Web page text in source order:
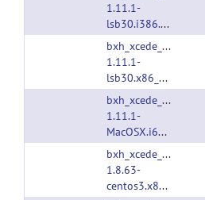
1.11.1-
lsb30.i386.tgz
bxh_xcede_tools-
1.11.1-
lsb30.x86_64.tgz
bxh_xcede_tools-
1.11.1-
MacOSX.i686.tgz
bxh_xcede_tools-
1.8.63-
centos3.x86_64.tgz